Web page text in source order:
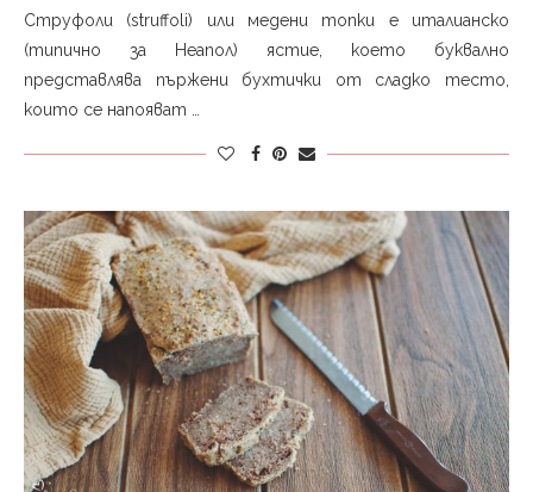
Струфоли (struffoli) или медени топки е италианско
(типично за Неапол) ястие, което буквално
представлява пържени бухтички от сладко тесто,
които се напояват …